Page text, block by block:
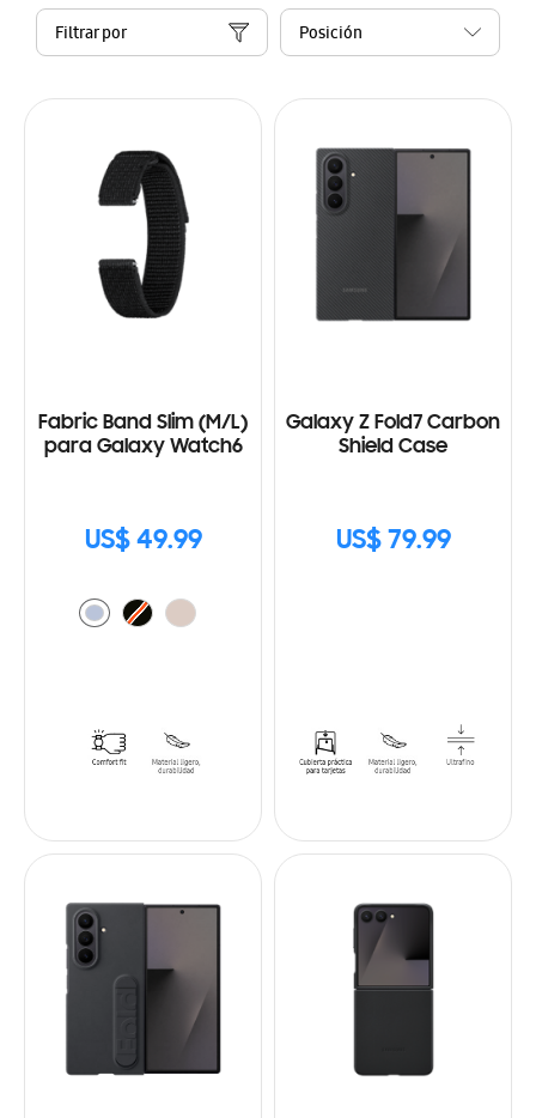
Filtrar por
Fabric Band Slim (M/L)
para Galaxy Watch6
US$ 49.99
Galaxy Z Fold7 Carbon
Shield Case
US$ 79.99